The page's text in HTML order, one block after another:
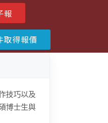
報
取得報價
技巧以及
博士生與